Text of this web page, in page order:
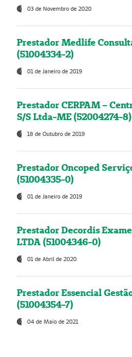
03 de Novembro de 2020
Prestador Medlife
(51004334-2)
01 de Janeiro de 2019
Prestador CERPAM –
S/S Ltda-ME (52004274-8)
18 de Outubro de 2019
Prestador Oncoped
(51004335-0)
01 de Janeiro de 2019
Prestador Decordis
LTDA (51004346-0)
01 de Abril de 2020
Prestador Essencial
(51004354-7)
04 de Maio de 2021